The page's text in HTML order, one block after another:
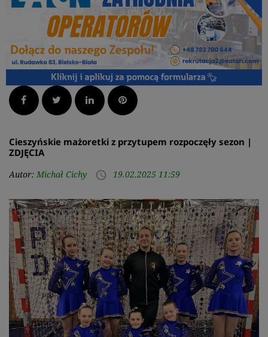
Facebook Twitter LinkedInPinterest
Cieszyńskie mażoretki z przytupem rozpoczęły sezon |
ZDJĘCIA
Autor: Michał Cichy access_time 19.02.2025 11:59